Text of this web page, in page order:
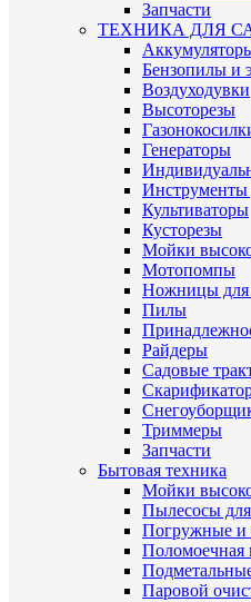
Запчасти
ТЕХНИКА ДЛЯ
Бензопилы и
Воздуходувки
Высоторезы
Генераторы
Инструменты
Культиваторы
Кусторезы
Мойки
Мотопомпы
Ножницы для
Пилы
Райдеры
Садовые
Триммеры
Запчасти
Бытовая техника
Мойки
Пылесосы
Погружные и
Поломоечная
Паровой